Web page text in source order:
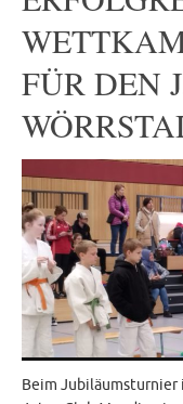
FÜR DEN
Beim Jubiläumsturnier